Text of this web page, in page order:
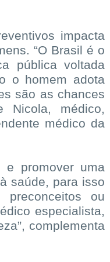
impacta
“O Brasil é o
pública voltada
o homem adota
são as chances
Nicola, médico,
médico da
e promover uma
saúde, para isso
ou
especialista,
complementa